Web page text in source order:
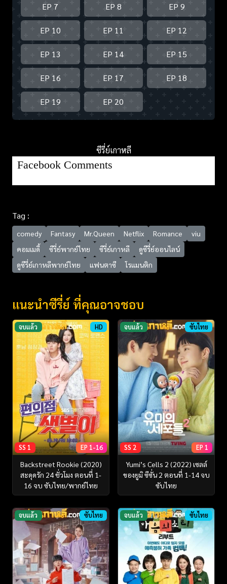
EP 7 EP 8 EP 9
EP 10 EP 11 EP 12
EP 13 EP 14 EP 15
EP 16 EP 17 EP 18
EP 19 EP 20
ซีรี่ย์เกาหลี
Facebook Comments
Tag :
comedy Fantasy Mr.Queen Netflix Romance
viu
คอมเมดี้
ซีรี่ย์พากย์ไทย ซีรี่ย์เกาหลี
ดูซีรี่ย์ออนไลน์
ดูซีรี่ย์เกาหลีพากย์ไทย
แฟนตาซี โรแมนติก
แนะนำซีรี่ย์ ที่คุณอาจชอบ
จบแล้ว HD
SS 1 EP 1-16
Backstreet Rookie (2020)
สะดุดรัก 24 ชั่วโมง ตอนที่ 1-
16 จบ ซับไทย/พากย์ไทย
จบแล้ว ซับไทย
SS 2 EP 1
Yumi’s Cells 2 (2022) เซลล์
ของยูมิ ซีซั่น 2 ตอนที่ 1-14 จบ
ซับไทย
จบแล้ว ซับไทย จบแล้ว ซับไทย